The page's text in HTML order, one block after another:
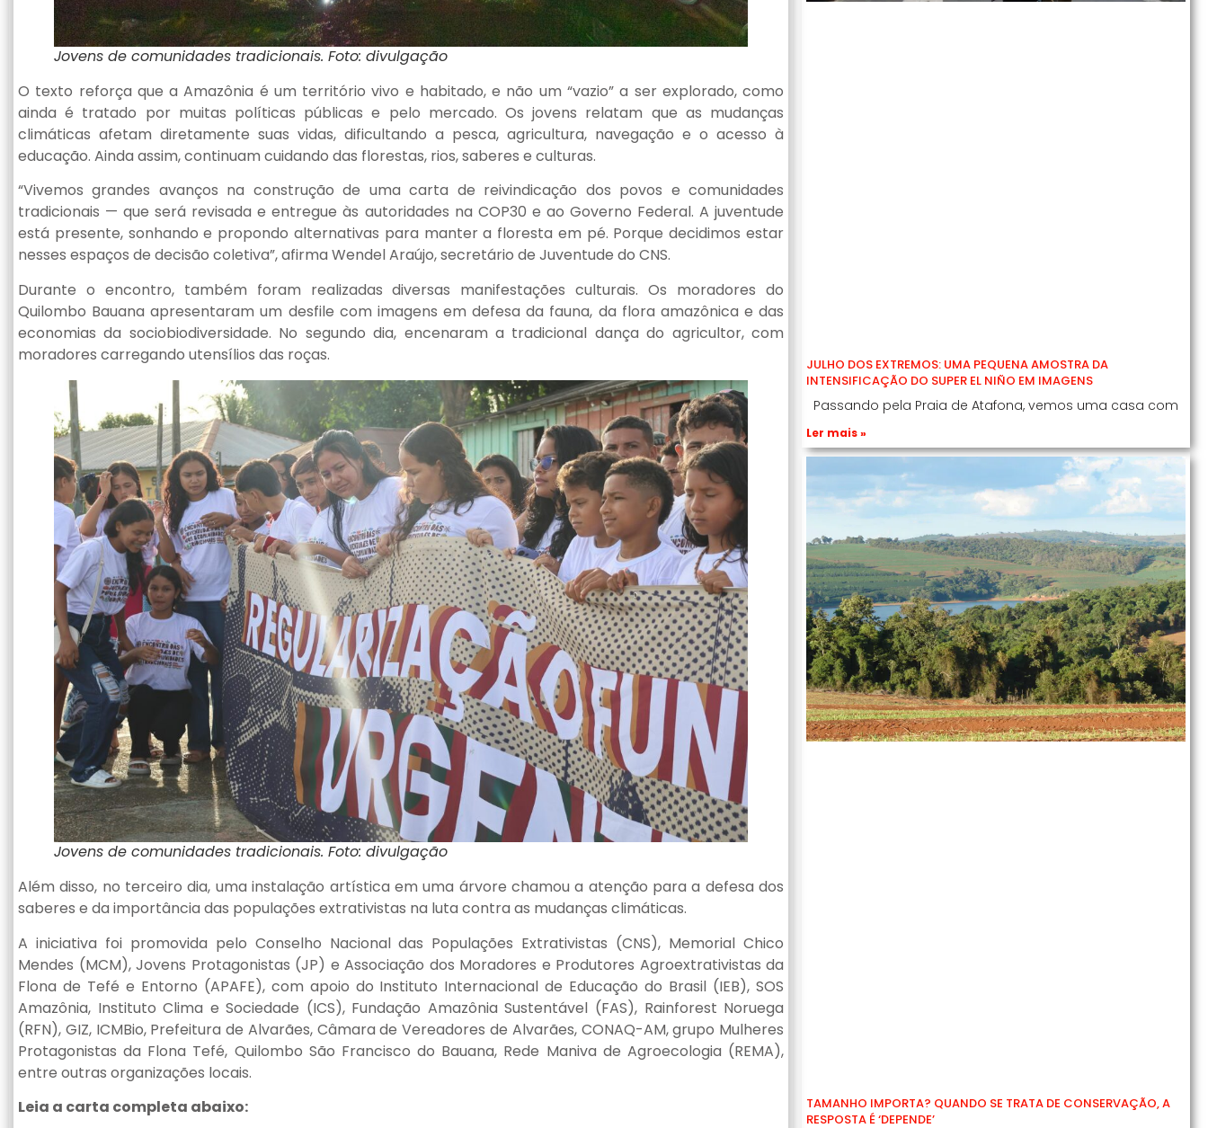
Jovens de comunidades tradicionais. Foto: divulgação
O texto reforça que a Amazônia é um território vivo e habitado, e não um “vazio” a ser explorado, como
ainda é tratado por muitas políticas públicas e pelo mercado. Os jovens relatam que as mudanças
climáticas afetam diretamente suas vidas, dificultando a pesca, agricultura, navegação e o acesso à
educação. Ainda assim, continuam cuidando das florestas, rios, saberes e culturas.
“Vivemos grandes avanços na construção de uma carta de reivindicação dos povos e comunidades
tradicionais — que será revisada e entregue às autoridades na COP30 e ao Governo Federal. A juventude
está presente, sonhando e propondo alternativas para manter a floresta em pé. Porque decidimos estar
nesses espaços de decisão coletiva”, afirma Wendel Araújo, secretário de Juventude do CNS.
Durante o encontro, também foram realizadas diversas manifestações culturais. Os moradores do
Quilombo Bauana apresentaram um desfile com imagens em defesa da fauna, da flora amazônica e das
economias da sociobiodiversidade. No segundo dia, encenaram a tradicional dança do agricultor, com
moradores carregando utensílios das roças.
Jovens de comunidades tradicionais. Foto: divulgação
Além disso, no terceiro dia, uma instalação artística em uma árvore chamou a atenção para a defesa dos
saberes e da importância das populações extrativistas na luta contra as mudanças climáticas.
A iniciativa foi promovida pelo Conselho Nacional das Populações Extrativistas (CNS), Memorial Chico
Mendes (MCM), Jovens Protagonistas (JP) e Associação dos Moradores e Produtores Agroextrativistas da
Flona de Tefé e Entorno (APAFE), com apoio do Instituto Internacional de Educação do Brasil (IEB), SOS
Amazônia, Instituto Clima e Sociedade (ICS), Fundação Amazônia Sustentável (FAS), Rainforest Noruega
(RFN), GIZ, ICMBio, Prefeitura de Alvarães, Câmara de Vereadores de Alvarães, CONAQ-AM, grupo Mulheres
Protagonistas da Flona Tefé, Quilombo São Francisco do Bauana, Rede Maniva de Agroecologia (REMA),
entre outras organizações locais.
Leia a carta completa abaixo:
JULHO DOS EXTREMOS: UMA PEQUENA AMOSTRA DA
INTENSIFICAÇÃO DO SUPER EL NIÑO EM IMAGENS
Passando pela Praia de Atafona, vemos uma casa com
Ler mais »
TAMANHO IMPORTA? QUANDO SE TRATA DE CONSERVAÇÃO, A
RESPOSTA É ‘DEPENDE’